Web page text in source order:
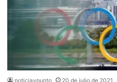
noticiaypunto 20 de julio de 2021